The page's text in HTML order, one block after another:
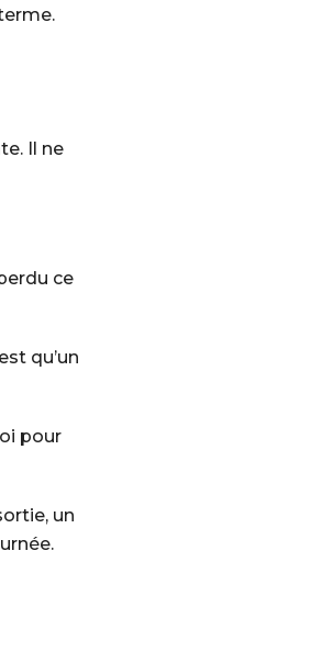
Il ne
ce
qu’un
pour
un